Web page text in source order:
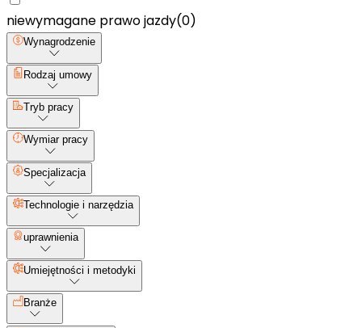
niewymagane prawo jazdy(0)
Wynagrodzenie
Rodzaj umowy
Tryb pracy
Wymiar pracy
Specjalizacja
Technologie i narzędzia
uprawnienia
Umiejętności i metodyki
Branże